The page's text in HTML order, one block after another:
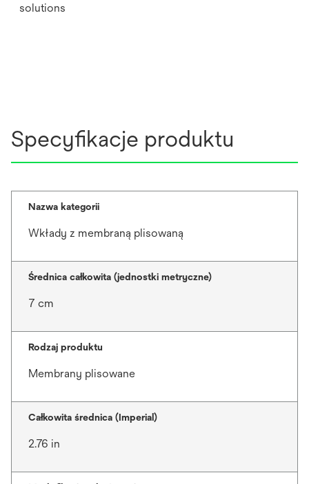
solutions
Specyfikacje produktu
Nazwa kategorii
Wkłady z membraną plisowaną
Średnica całkowita (jednostki metryczne)
7 cm
Rodzaj produktu
Membrany plisowane
Całkowita średnica (Imperial)
2.76 in